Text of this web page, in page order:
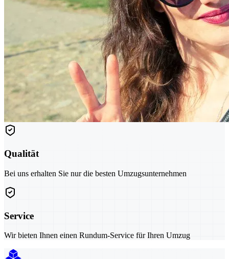
Qualität
Bei uns erhalten Sie nur die besten Umzugsunternehmen
Service
Wir bieten Ihnen einen Rundum-Service für Ihren Umzug